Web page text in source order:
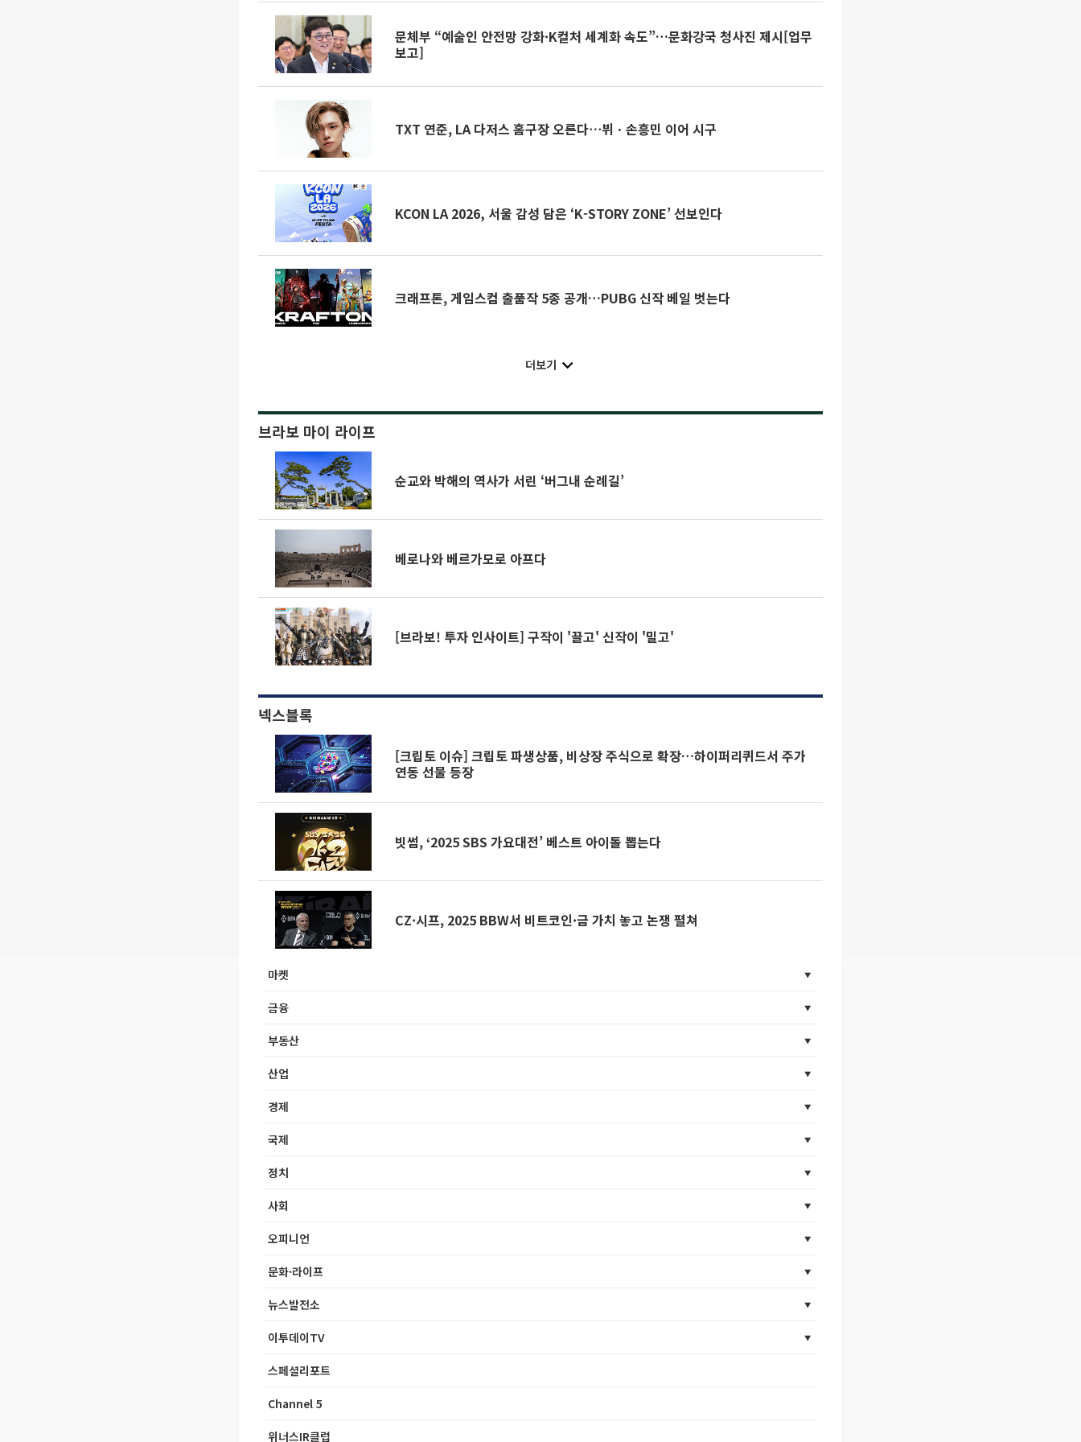
문체부 “예술인 안전망 강화·K컬처 세계화 속도”…문화강국 청사진 제시[업무
보고]
TXT 연준, LA 다저스 홈구장 오른다⋯뷔ㆍ손흥민 이어 시구
KCON LA 2026, 서울 감성 담은 ‘K-STORY ZONE’ 선보인다
크래프톤, 게임스컴 출품작 5종 공개…PUBG 신작 베일 벗는다
더보기
브라보 마이 라이프
순교와 박해의 역사가 서린 ‘버그내 순례길’
베로나와 베르가모로 아프다
[브라보! 투자 인사이트] 구작이 '끌고' 신작이 '밀고'
넥스블록
[크립토 이슈] 크립토 파생상품, 비상장 주식으로 확장…하이퍼리퀴드서 주가
연동 선물 등장
빗썸, ‘2025 SBS 가요대전’ 베스트 아이돌 뽑는다
CZ·시프, 2025 BBW서 비트코인·금 가치 놓고 논쟁 펼쳐
마켓
금융
부동산
산업
경제
국제
정치
사회
오피니언
문화·라이프
뉴스발전소
이투데이TV
스페셜리포트
Channel 5
위너스IR클럽